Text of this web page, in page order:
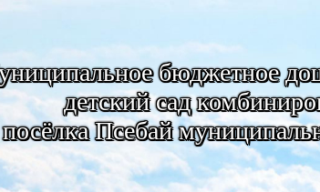
бюджетное
детский сад
посёлка Псебай